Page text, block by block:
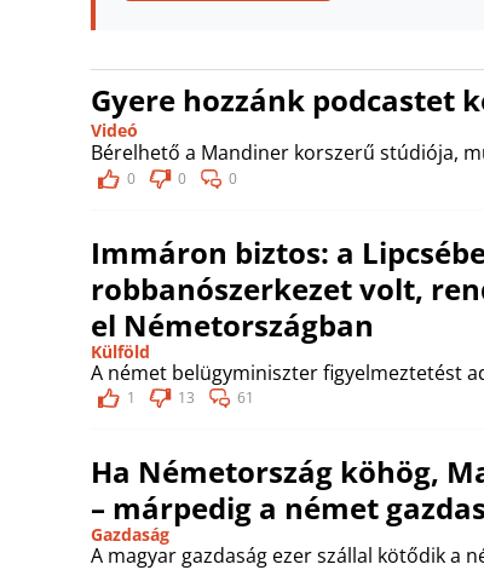
Gyere hozzánk podcastet
Videó
Bérelhető a Mandiner korszerű stúdiója,
0 0 0
Immáron biztos: a
robbanószerkezet volt,
el Németországban
Külföld
A német belügyminiszter figyelmeztetést
1 13 61
Ha Németország köhög,
– márpedig a német
Gazdaság
A magyar gazdaság ezer szállal kötődik a